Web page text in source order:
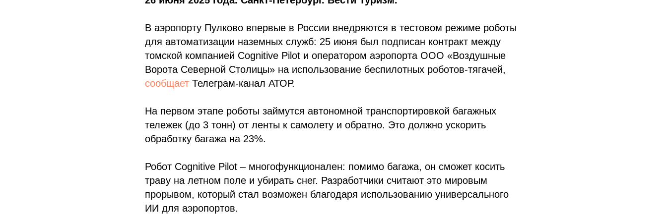
В аэропорту Пулково впервые в России внедряются в тестовом режиме роботы
для автоматизации наземных служб: 25 июня был подписан контракт между
томской компанией Cognitive Pilot и оператором аэропорта ООО «Воздушные
Ворота Северной Столицы» на использование беспилотных роботов-тягачей,
сообщает Телеграм-канал АТОР.
На первом этапе роботы займутся автономной транспортировкой багажных
тележек (до 3 тонн) от ленты к самолету и обратно. Это должно ускорить
обработку багажа на 23%.
Робот Cognitive Pilot – многофункционален: помимо багажа, он сможет косить
траву на летном поле и убирать снег. Разработчики считают это мировым
прорывом, который стал возможен благодаря использованию универсального
ИИ для аэропортов.